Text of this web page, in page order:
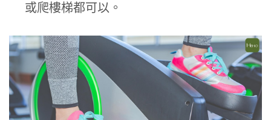
或爬樓梯都可以。